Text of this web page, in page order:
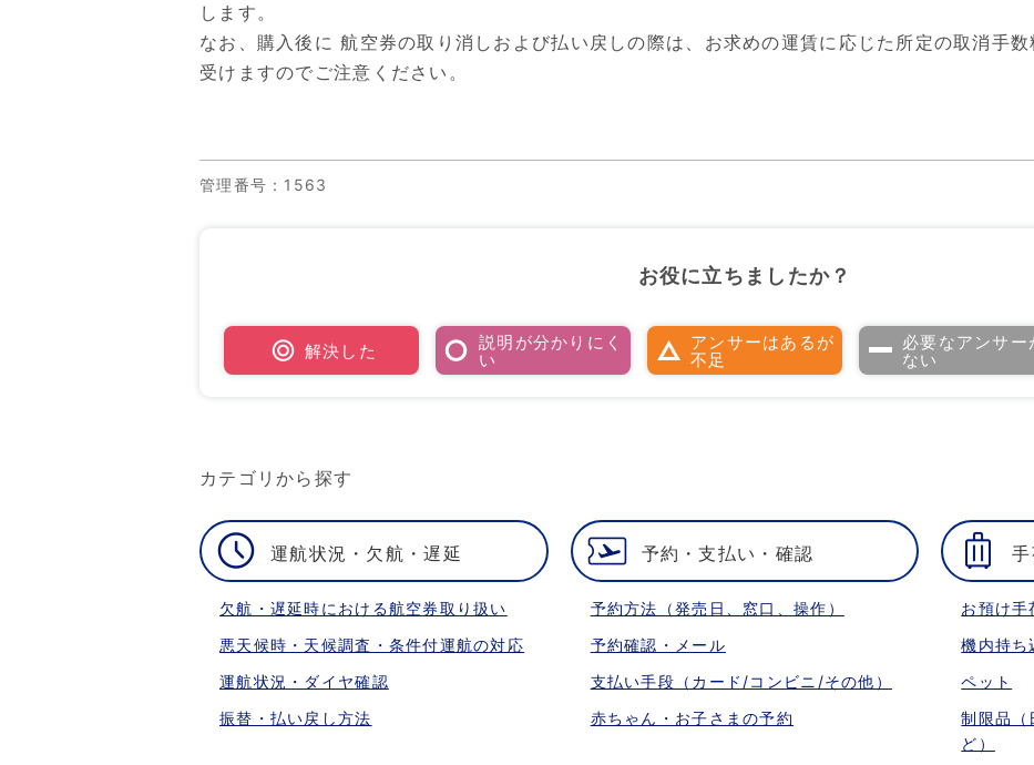
します。
なお、購入後に 航空券の取り消しおよび払い戻しの際は、お求めの運賃に応じた所定の取消手
受けますのでご注意ください。
管理番号 ：1563
お役に立ちましたか？
解決した
説明が分かりにく
い
アンサーはあるが
不足
必要なアンサー
ない
カテゴリから探す
運航状況・欠航・遅延
欠航・遅延時における航空券取り扱い
悪天候時・天候調査・条件付運航の対応
運航状況・ダイヤ確認
振替・払い戻し方法
予約・支払い・確認
予約方法（発売日、窓口、操作）
予約確認・メール
支払い手段（カード/コンビニ/その他）
赤ちゃん・お子さまの予約
お預け手
機内持ち
ペット
制限品（
ど）